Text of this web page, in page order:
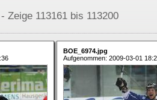
Zeige 113161 bis 113200
BOE_6974.jpg
Aufgenommen: 2009-03-01